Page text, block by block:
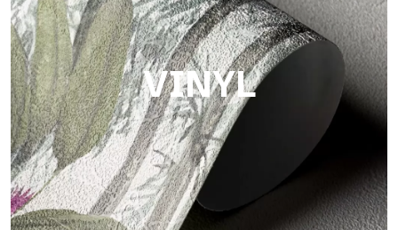
Oberfläche mit faseriger und unregelmäßiger Struktur und
einer weichen Textur, die Wärme und Authentizität vermittelt.
VINYL